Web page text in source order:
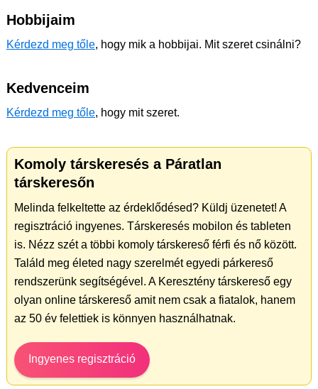
Hobbijaim
Kérdezd meg tőle, hogy mik a hobbijai. Mit szeret csinálni?
Kedvenceim
Kérdezd meg tőle, hogy mit szeret.
Komoly társkeresés a Páratlan
társkeresőn
Melinda felkeltette az érdeklődésed? Küldj üzenetet! A
regisztráció ingyenes. Társkeresés mobilon és tableten
is. Nézz szét a többi komoly társkereső férfi és nő között.
Találd meg életed nagy szerelmét egyedi párkereső
rendszerünk segítségével. A Keresztény társkereső egy
olyan online társkereső amit nem csak a fiatalok, hanem
az 50 év felettiek is könnyen használhatnak.
Ingyenes regisztráció